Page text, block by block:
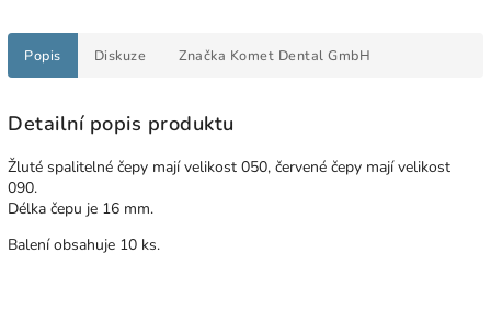
Popis Diskuze Značka Komet Dental GmbH
Detailní popis produktu
Žluté spalitelné čepy mají velikost 050, červené čepy mají velikost
090.
Délka čepu je 16 mm.
Balení obsahuje 10 ks.